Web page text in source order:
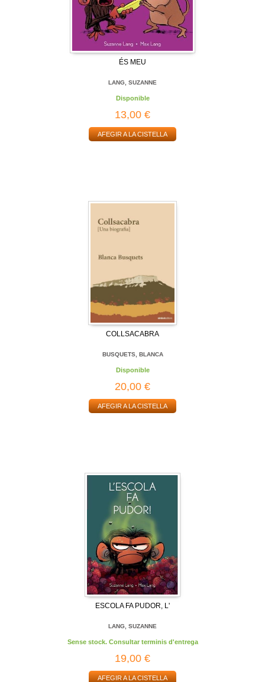
ÉS MEU
LANG, SUZANNE
Disponible
13,00 €
AFEGIR A LA CISTELLA
COLLSACABRA
BUSQUETS, BLANCA
Disponible
20,00 €
AFEGIR A LA CISTELLA
ESCOLA FA PUDOR, L'
LANG, SUZANNE
Sense stock. Consultar terminis d'entrega
19,00 €
AFEGIR A LA CISTELLA